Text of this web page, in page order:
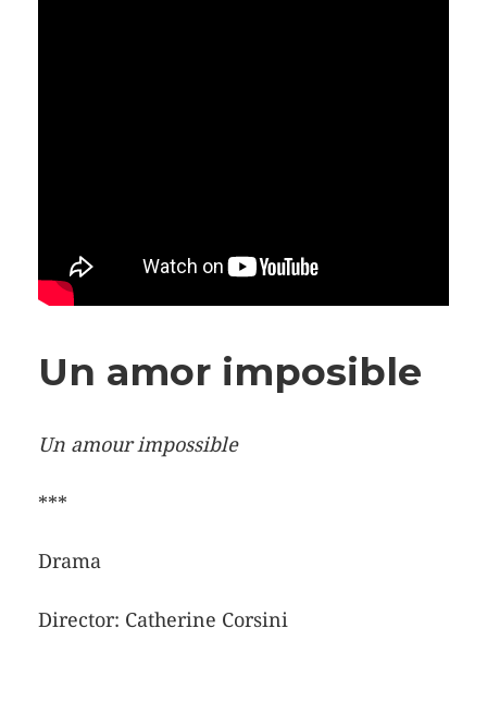
Un amor imposible
Un amour impossible
***
Drama
Director: Catherine Corsini